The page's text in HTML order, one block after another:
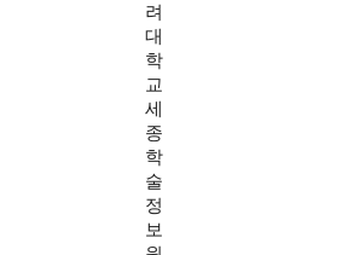
려
대
학
교
세
종
학
술
정
보